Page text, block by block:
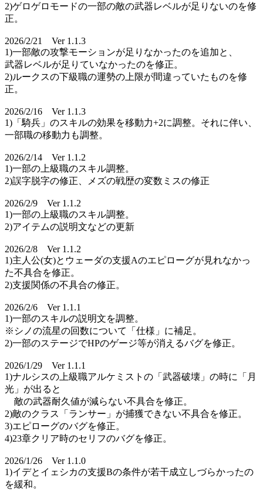
2)ゲロゲロモードの一部の敵の武器レベルが足りないのを修
正。
2026/2/21 Ver 1.1.3
1)一部敵の攻撃モーションが足りなかったのを追加と、
武器レベルが足りていなかったのを修正。
2)ルークスの下級職の運勢の上限が間違っていたものを修
正。
2026/2/16 Ver 1.1.3
1)「騎兵」のスキルの効果を移動力+2に調整。それに伴い、
一部職の移動力も調整。
2026/2/14 Ver 1.1.2
1)一部の上級職のスキル調整。
2)誤字脱字の修正、メズの戦歴の変数ミスの修正
2026/2/9 Ver 1.1.2
1)一部の上級職のスキル調整。
2)アイテムの説明文などの更新
2026/2/8 Ver 1.1.2
1)主人公(女)とウェーダの支援Aのエピローグが見れなかっ
た不具合を修正。
2)支援関係の不具合の修正。
2026/2/6 Ver 1.1.1
1)一部のスキルの説明文を調整。
※シノの流星の回数について「仕様」に補足。
2)一部のステージでHPのゲージ等が消えるバグを修正。
2026/1/29 Ver 1.1.1
1)ナルシスの上級職アルケミストの「武器破壊」の時に「月
光」が出ると
敵の武器耐久値が減らない不具合を修正。
2)敵のクラス「ランサー」が捕獲できない不具合を修正。
3)エピローグのバグを修正。
4)23章クリア時のセリフのバグを修正。
2026/1/26 Ver 1.1.0
1)イデとイェシカの支援Bの条件が若干成立しづらかったの
を緩和。